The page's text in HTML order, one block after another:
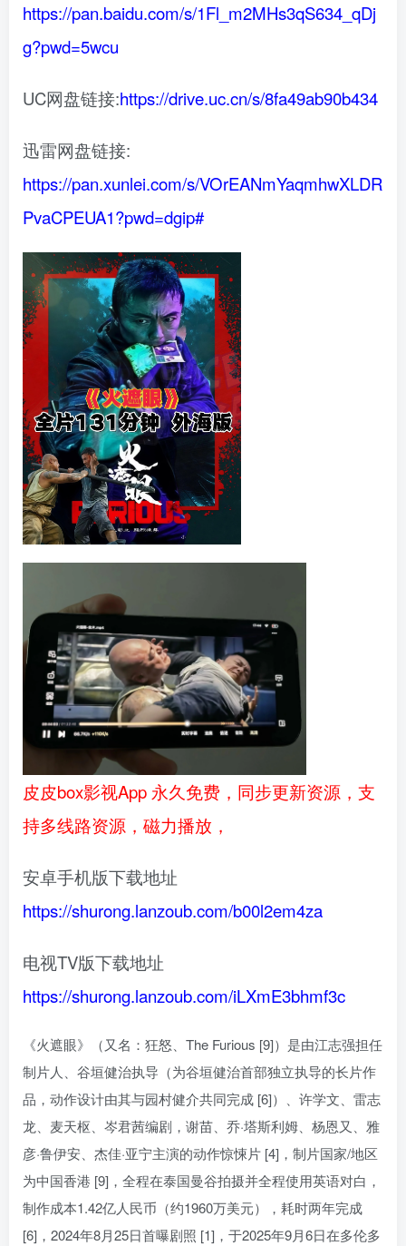
https://pan.baidu.com/s/1Fl_m2MHs3qS634_qDj
g?pwd=5wcu
UC网盘链接:https://drive.uc.cn/s/8fa49ab90b434
迅雷网盘链接:
https://pan.xunlei.com/s/VOrEANmYaqmhwXLDR
PvaCPEUA1?pwd=dgip#
皮皮box影视App 永久免费，同步更新资源，支
持多线路资源，磁力播放，
安卓手机版下载地址
https://shurong.lanzoub.com/b00l2em4za
电视TV版下载地址
https://shurong.lanzoub.com/iLXmE3bhmf3c
《火遮眼》（又名：狂怒、The Furious [9]）是由江志强担任
制片人、谷垣健治执导（为谷垣健治首部独立执导的长片作
品，动作设计由其与园村健介共同完成 [6]）、许学文、雷志
龙、麦天枢、岑君茜编剧，谢苗、乔·塔斯利姆、杨恩又、雅
彦·鲁伊安、杰佳·亚宁主演的动作惊悚片 [4]，制片国家/地区
为中国香港 [9]，全程在泰国曼谷拍摄并全程使用英语对白，
制作成本1.42亿人民币（约1960万美元），耗时两年完成
[6]，2024年8月25日首曝剧照 [1]，于2025年9月6日在多伦多